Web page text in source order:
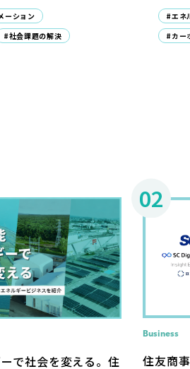
ーション
#社会課題の解決
#エネ
#カー
で社会を変える。住
02
Business
住友商